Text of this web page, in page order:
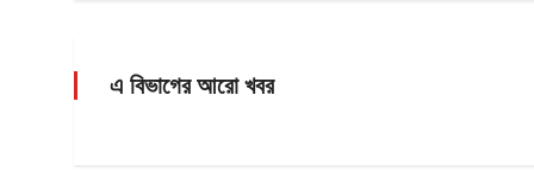
এ বিভাগের আরো খবর